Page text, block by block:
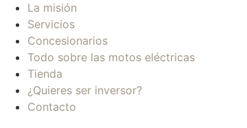
La misión
Servicios
Concesionarios
Todo sobre las motos eléctricas
Tienda
¿Quieres ser inversor?
Contacto